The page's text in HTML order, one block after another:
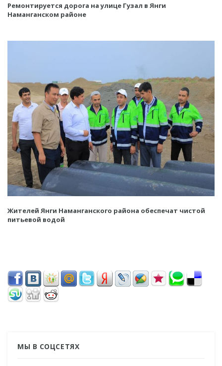
Ремонтируется дорога на улице Гузал в Янги
Наманганском районе
Жителей Янги Наманганского района обеспечат чистой
питьевой водой
МЫ В СОЦСЕТЯХ